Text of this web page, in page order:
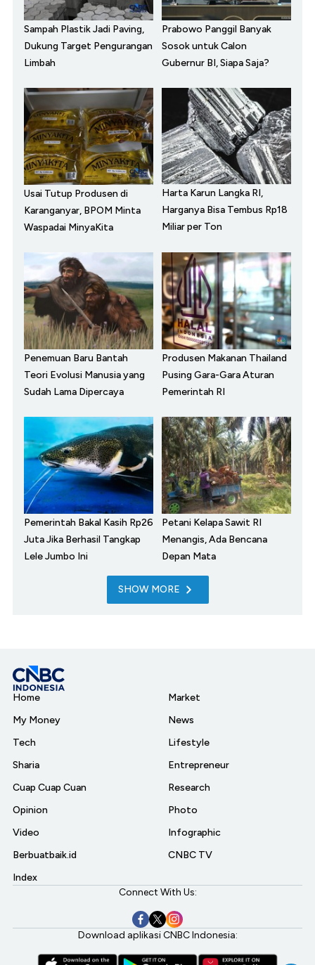
Sampah Plastik Jadi Paving,
Dukung Target Pengurangan
Limbah
Prabowo Panggil Banyak
Sosok untuk Calon
Gubernur BI, Siapa Saja?
Usai Tutup Produsen di
Karanganyar, BPOM Minta
Waspadai MinyaKita
Harta Karun Langka RI,
Harganya Bisa Tembus Rp18
Miliar per Ton
Penemuan Baru Bantah
Teori Evolusi Manusia yang
Sudah Lama Dipercaya
Produsen Makanan Thailand
Pusing Gara-Gara Aturan
Pemerintah RI
Pemerintah Bakal Kasih Rp26
Juta Jika Berhasil Tangkap
Lele Jumbo Ini
Petani Kelapa Sawit RI
Menangis, Ada Bencana
Depan Mata
SHOW MORE
Home
My Money
Tech
Sharia
Cuap Cuap Cuan
Opinion
Video
Berbuatbaik.id
Index
Market
News
Lifestyle
Entrepreneur
Research
Photo
Infographic
CNBC TV
Connect With Us:
Download aplikasi CNBC Indonesia: